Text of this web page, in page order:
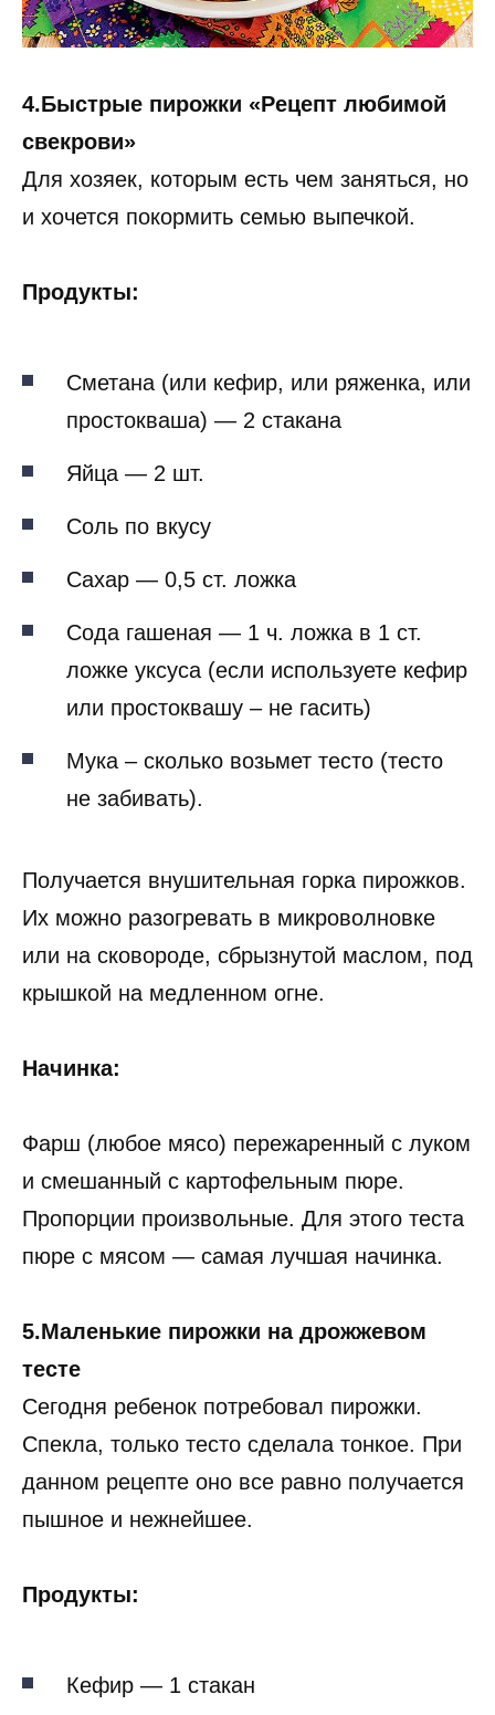
4.Быстрые пирожки «Рецепт любимой
свекрови»
Для хозяек, которым есть чем заняться, но
и хочется покормить семью выпечкой.
Продукты:
Сметана (или кефир, или ряженка, или
простокваша) — 2 стакана
Яйца — 2 шт.
Соль по вкусу
Сахар — 0,5 ст. ложка
Сода гашеная — 1 ч. ложка в 1 ст.
ложке уксуса (если используете кефир
или простоквашу – не гасить)
Мука – сколько возьмет тесто (тесто
не забивать).
Получается внушительная горка пирожков.
Их можно разогревать в микроволновке
или на сковороде, сбрызнутой маслом, под
крышкой на медленном огне.
Начинка:
Фарш (любое мясо) пережаренный с луком
и смешанный с картофельным пюре.
Пропорции произвольные. Для этого теста
пюре с мясом — самая лучшая начинка.
5.Маленькие пирожки на дрожжевом
тесте
Сегодня ребенок потребовал пирожки.
Спекла, только тесто сделала тонкое. При
данном рецепте оно все равно получается
пышное и нежнейшее.
Продукты:
Кефир — 1 стакан